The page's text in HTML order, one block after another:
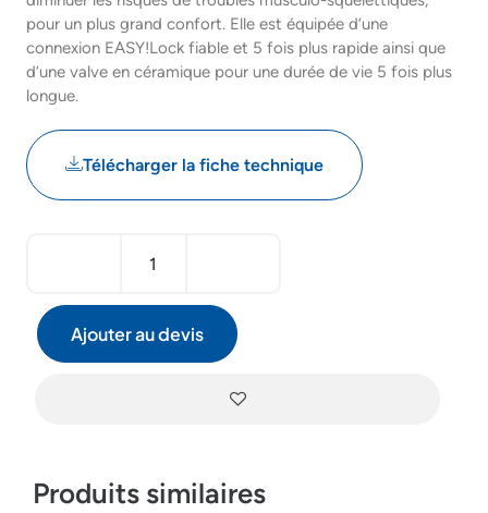
pour un plus grand confort. Elle est équipée d’une
connexion EASY!Lock fiable et 5 fois plus rapide ainsi que
d’une valve en céramique pour une durée de vie 5 fois plus
longue.
Télécharger la fiche technique
Ajouter au devis
Produits similaires